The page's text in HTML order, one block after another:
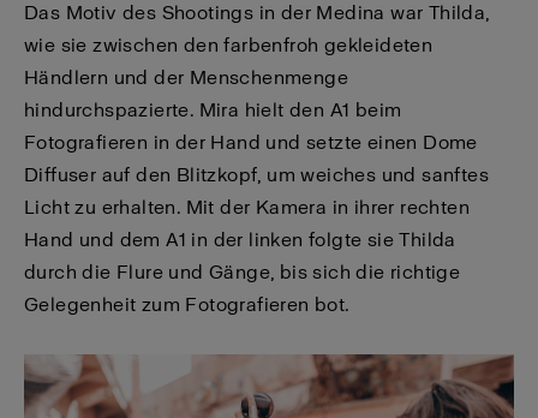
Das Motiv des Shootings in der Medina war Thilda,
wie sie zwischen den farbenfroh gekleideten
Händlern und der Menschenmenge
hindurchspazierte. Mira hielt den A1 beim
Fotografieren in der Hand und setzte einen Dome
Diffuser auf den Blitzkopf, um weiches und sanftes
Licht zu erhalten. Mit der Kamera in ihrer rechten
Hand und dem A1 in der linken folgte sie Thilda
durch die Flure und Gänge, bis sich die richtige
Gelegenheit zum Fotografieren bot.